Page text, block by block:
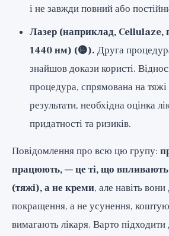
і не завжди повний або
Лазер (наприклад, Cellulaze,
1440 нм) (🟡). Друга
знайшов докази користі.
процедура, спрямована на
результати, необхідна оцінка
придатності та ризиків.
Повідомлення про всю цю групу:
працюють, — це ті, що впливають
(тяжі), а не креми, але навіть
покращення, а не усунення,
вимагають лікаря. Варто підходити